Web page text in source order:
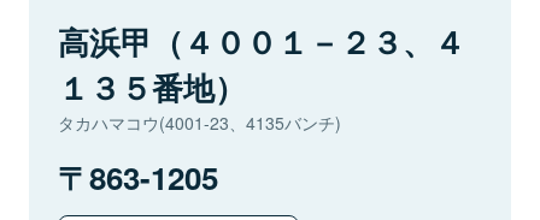
高浜甲（４００１－２３、４
１３５番地）
タカハマコウ(4001-23、4135バンチ)
863-1205